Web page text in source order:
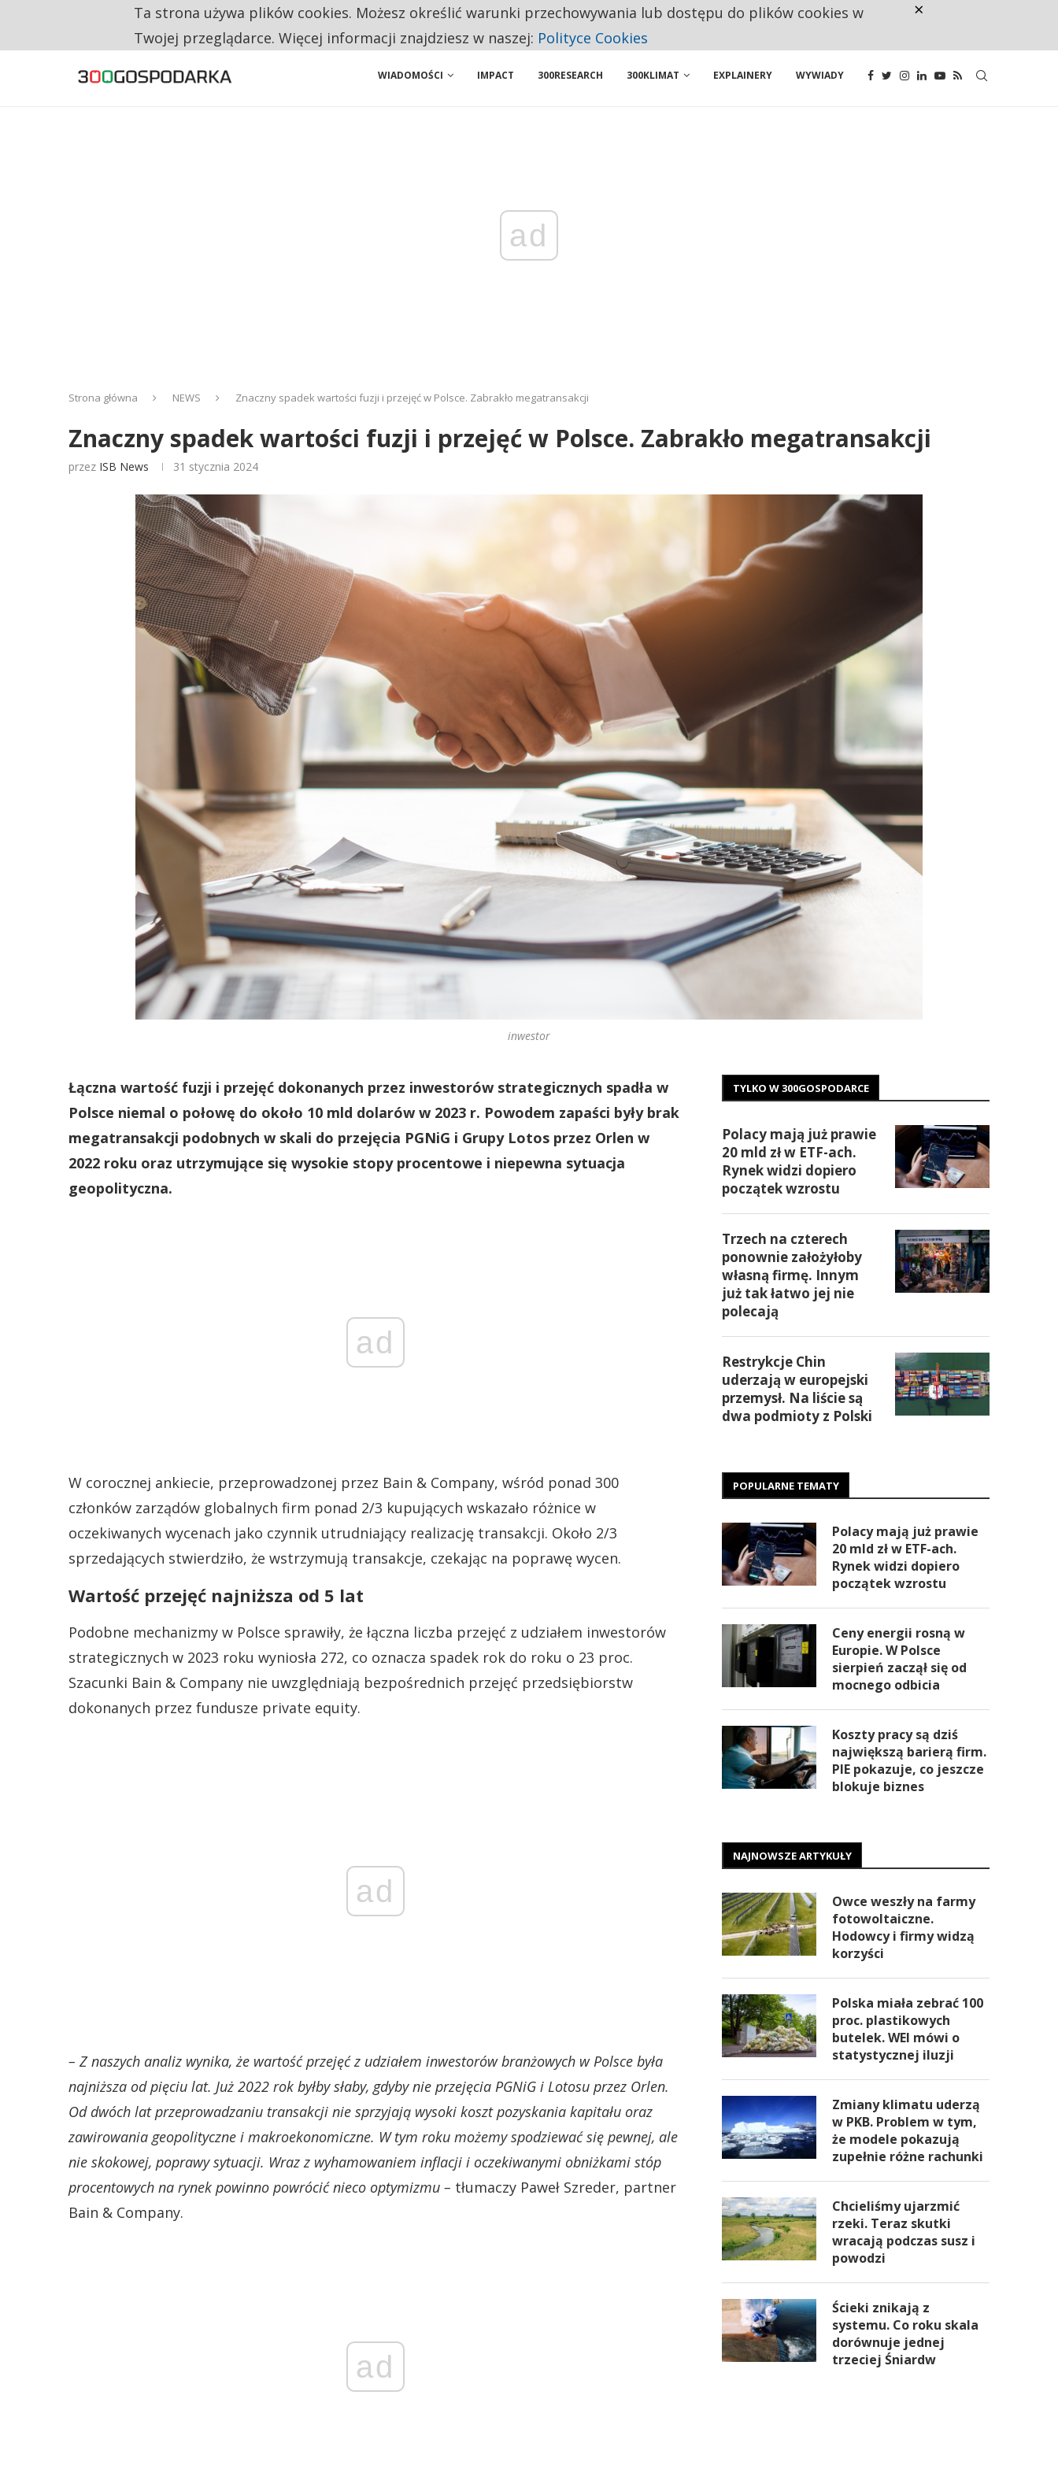
RESTRYKCJE CHIN UDERZAJĄ W EUROPEJSKI PRZEMYSŁ. NA LIŚCIE SĄ DWA PODMIOTY Z POLSKI
WIADOMOŚCI IMPACT 300RESEARCH 300KLIMAT EXPLAINERY WYWIADY
ad
Strona główna NEWS Znaczny spadek wartości fuzji i przejęć w Polsce. Zabrakło megatransakcji
Znaczny spadek wartości fuzji i przejęć w Polsce. Zabrakło megatransakcji
przez ISB News 31 stycznia 2024
inwestor
Łączna wartość fuzji i przejęć dokonanych przez inwestorów strategicznych spadła w
Polsce niemal o połowę do około 10 mld dolarów w 2023 r. Powodem zapaści były brak
megatransakcji podobnych w skali do przejęcia PGNiG i Grupy Lotos przez Orlen w
2022 roku oraz utrzymujące się wysokie stopy procentowe i niepewna sytuacja
geopolityczna.
ad
W corocznej ankiecie, przeprowadzonej przez Bain & Company, wśród ponad 300
członków zarządów globalnych firm ponad 2/3 kupujących wskazało różnice w
oczekiwanych wycenach jako czynnik utrudniający realizację transakcji. Około 2/3
sprzedających stwierdziło, że wstrzymują transakcje, czekając na poprawę wycen.
Wartość przejęć najniższa od 5 lat
Podobne mechanizmy w Polsce sprawiły, że łączna liczba przejęć z udziałem inwestorów
strategicznych w 2023 roku wyniosła 272, co oznacza spadek rok do roku o 23 proc.
Szacunki Bain & Company nie uwzględniają bezpośrednich przejęć przedsiębiorstw
dokonanych przez fundusze private equity.
ad
– Z naszych analiz wynika, że wartość przejęć z udziałem inwestorów branżowych w Polsce była
najniższa od pięciu lat. Już 2022 rok byłby słaby, gdyby nie przejęcia PGNiG i Lotosu przez Orlen.
Od dwóch lat przeprowadzaniu transakcji nie sprzyjają wysoki koszt pozyskania kapitału oraz
zawirowania geopolityczne i makroekonomiczne. W tym roku możemy spodziewać się pewnej, ale
nie skokowej, poprawy sytuacji. Wraz z wyhamowaniem inflacji i oczekiwanymi obniżkami stóp
procentowych na rynek powinno powrócić nieco optymizmu – tłumaczy Paweł Szreder, partner
Bain & Company.
ad
TYLKO W 300GOSPODARCE
Polacy mają już prawie
20 mld zł w ETF-ach.
Rynek widzi dopiero
początek wzrostu
Trzech na czterech
ponownie założyłoby
własną firmę. Innym
już tak łatwo jej nie
polecają
Restrykcje Chin
uderzają w europejski
przemysł. Na liście są
dwa podmioty z Polski
POPULARNE TEMATY
Polacy mają już prawie
20 mld zł w ETF-ach.
Rynek widzi dopiero
początek wzrostu
Ceny energii rosną w
Europie. W Polsce
sierpień zaczął się od
mocnego odbicia
Koszty pracy są dziś
największą barierą firm.
PIE pokazuje, co jeszcze
blokuje biznes
NAJNOWSZE ARTYKUŁY
Owce weszły na farmy
fotowoltaiczne.
Hodowcy i firmy widzą
korzyści
Polska miała zebrać 100
proc. plastikowych
butelek. WEI mówi o
statystycznej iluzji
Zmiany klimatu uderzą
w PKB. Problem w tym,
że modele pokazują
zupełnie różne rachunki
Chcieliśmy ujarzmić
rzeki. Teraz skutki
wracają podczas susz i
powodzi
Ścieki znikają z
systemu. Co roku skala
dorównuje jednej
trzeciej Śniardw
Ta strona używa plików cookies. Możesz określić warunki przechowywania lub dostępu do plików cookies w
Twojej przeglądarce. Więcej informacji znajdziesz w naszej: Polityce Cookies
×